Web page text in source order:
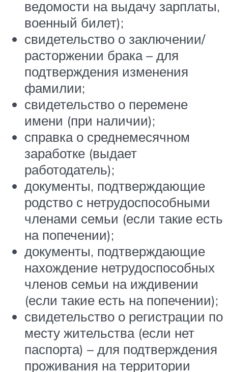
ведомости на выдачу зарплаты,
военный билет);
свидетельство о заключении/
расторжении брака – для
подтверждения изменения
фамилии;
свидетельство о перемене
имени (при наличии);
справка о среднемесячном
заработке (выдает
работодатель);
документы, подтверждающие
родство с нетрудоспособными
членами семьи (если такие есть
на попечении);
документы, подтверждающие
нахождение нетрудоспособных
членов семьи на иждивении
(если такие есть на попечении);
свидетельство о регистрации по
месту жительства (если нет
паспорта) – для подтверждения
проживания на территории